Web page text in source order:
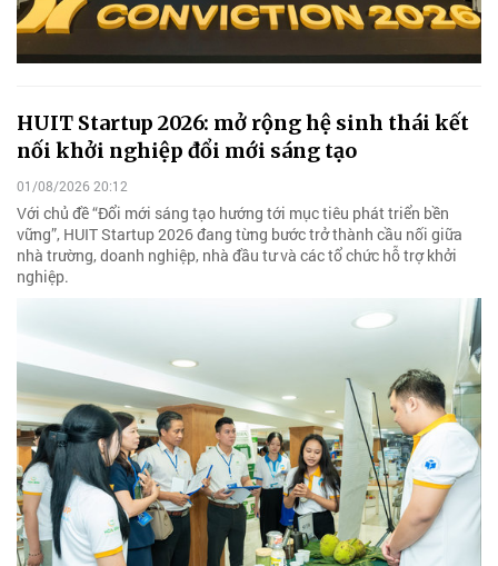
HUIT Startup 2026: mở rộng hệ sinh thái kết
nối khởi nghiệp đổi mới sáng tạo
01/08/2026 20:12
Với chủ đề “Đổi mới sáng tạo hướng tới mục tiêu phát triển bền
vững”, HUIT Startup 2026 đang từng bước trở thành cầu nối giữa
nhà trường, doanh nghiệp, nhà đầu tư và các tổ chức hỗ trợ khởi
nghiệp.